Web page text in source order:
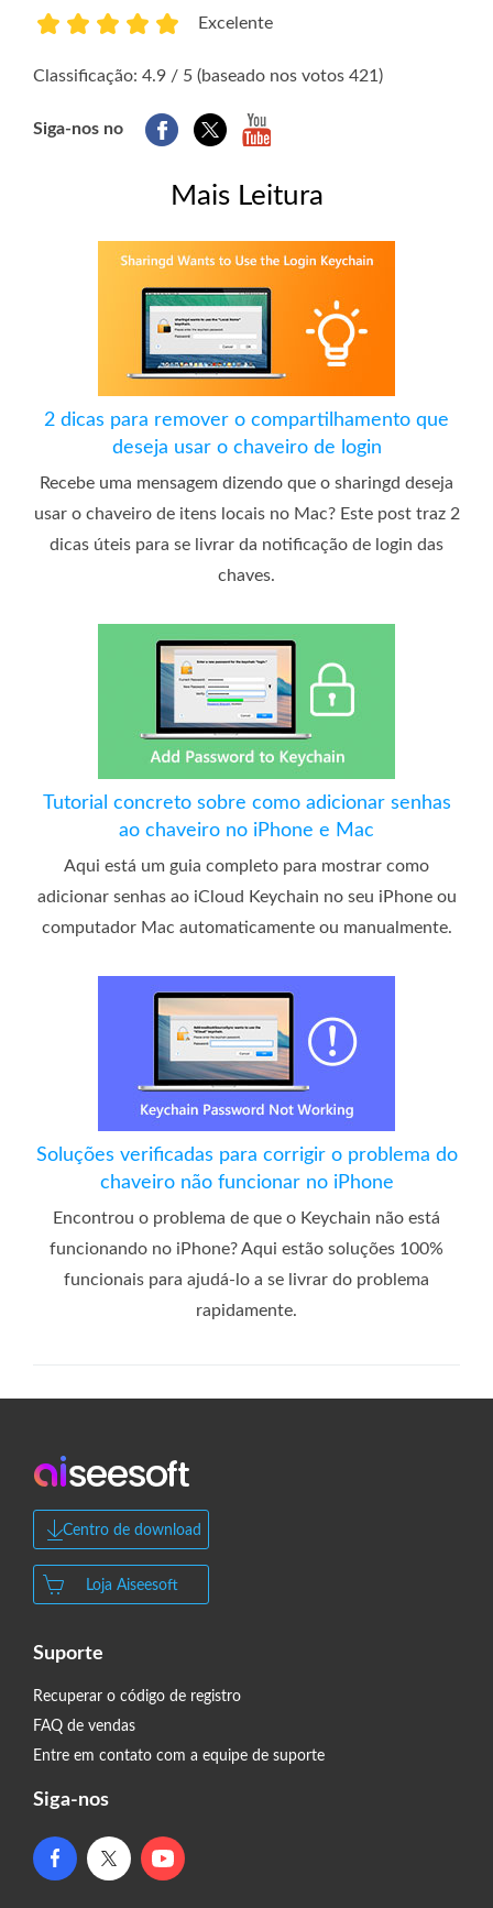
Excelente
Classificação: 4.9 / 5 (baseado nos votos 421)
Siga-nos no
Mais Leitura
2 dicas para remover o compartilhamento que
deseja usar o chaveiro de login
Recebe uma mensagem dizendo que o sharingd deseja
usar o chaveiro de itens locais no Mac? Este post traz 2
dicas úteis para se livrar da notificação de login das
chaves.
Tutorial concreto sobre como adicionar senhas
ao chaveiro no iPhone e Mac
Aqui está um guia completo para mostrar como
adicionar senhas ao iCloud Keychain no seu iPhone ou
computador Mac automaticamente ou manualmente.
Soluções verificadas para corrigir o problema do
chaveiro não funcionar no iPhone
Encontrou o problema de que o Keychain não está
funcionando no iPhone? Aqui estão soluções 100%
funcionais para ajudá-lo a se livrar do problema
rapidamente.
Centro de download
Loja Aiseesoft
Suporte
Recuperar o código de registro
FAQ de vendas
Entre em contato com a equipe de suporte
Siga-nos